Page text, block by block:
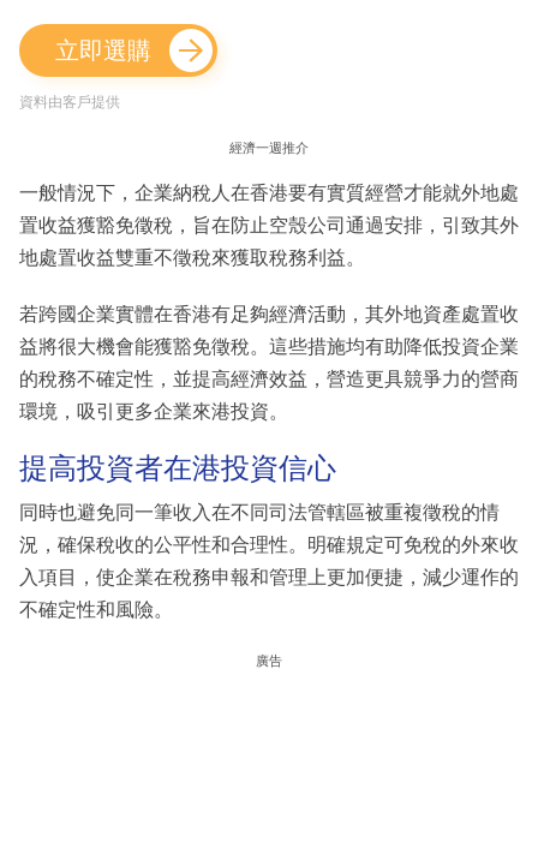
立即選購
資料由客戶提供
經濟一週推介
一般情況下，企業納稅人在香港要有實質經營才能就外地處
置收益獲豁免徵稅，旨在防止空殼公司通過安排，引致其外
地處置收益雙重不徵稅來獲取稅務利益。
若跨國企業實體在香港有足夠經濟活動，其外地資產處置收
益將很大機會能獲豁免徵稅。這些措施均有助降低投資企業
的稅務不確定性，並提高經濟效益，營造更具競爭力的營商
環境，吸引更多企業來港投資。
提高投資者在港投資信心
同時也避免同一筆收入在不同司法管轄區被重複徵稅的情
況，確保稅收的公平性和合理性。明確規定可免稅的外來收
入項目，使企業在稅務申報和管理上更加便捷，減少運作的
不確定性和風險。
廣告